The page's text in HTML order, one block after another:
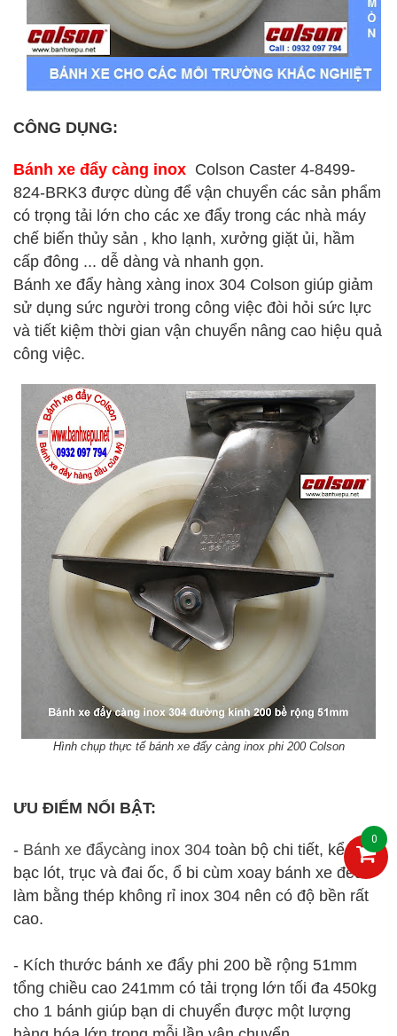
CÔNG DỤNG:
Bánh xe đẩy càng inox Colson Caster 4-8499-
824-BRK3 được dùng để vận chuyển các sản phẩm
có trọng tải lớn cho các xe đẩy trong các nhà máy
chế biến thủy sản , kho lạnh, xưởng giặt ủi, hầm
cấp đông ... dễ dàng và nhanh gọn.
Bánh xe đẩy hàng xàng inox 304 Colson giúp giảm
sử dụng sức người trong công việc đòi hỏi sức lực
và tiết kiệm thời gian vận chuyển nâng cao hiệu quả
công việc.
Hình chụp thực tế bánh xe đẩy càng inox phi 200 Colson
ƯU ĐIỂM NỔI BẬT:
- Bánh xe đẩycàng inox 304 toàn bộ chi tiết, kể cả
bạc lót, trục và đai ốc, ổ bi cùm xoay bánh xe đều
làm bằng thép không rỉ inox 304 nên có độ bền rất
cao.
- Kích thước bánh xe đẩy phi 200 bề rộng 51mm
tổng chiều cao 241mm có tải trọng lớn tối đa 450kg
cho 1 bánh giúp bạn di chuyển được một lượng
0